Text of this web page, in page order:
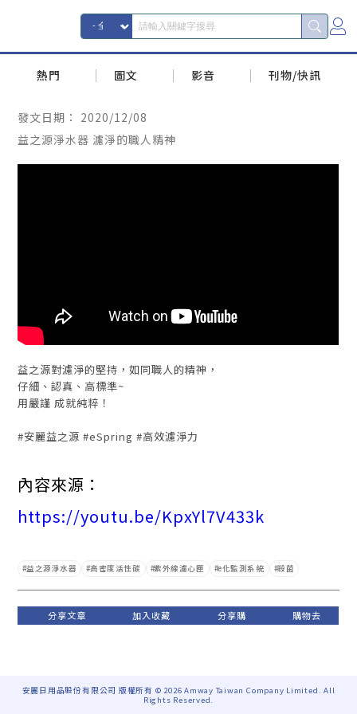
熱門 圖文 影音 刊物/快訊
發文日期： 2020/12/08
益之源淨水器 濾淨的職人精神
益之源對濾淨的堅持，如同職人的精神，
仔細、認真、高標準~
用嚴謹 成就純粹！
#安麗益之源 #eSpring #高效濾淨力
內容來源：
https://youtu.be/KpxYl7V433k
益之源淨水器 高密度活性碳 紫外線濾心匣 e化監測系統 殺菌
安麗日用品股份有限公司 版權所有 © 2026 Amway Taiwan Company Limited. All
Rights Reserved.